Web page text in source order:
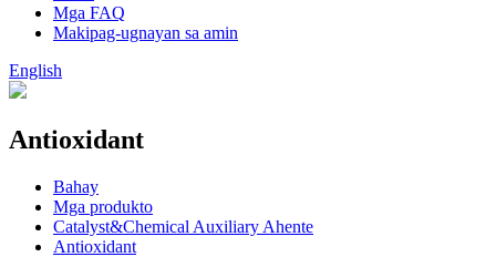
Mga FAQ
Makipag-ugnayan sa amin
English
Antioxidant
Bahay
Mga produkto
Catalyst&Chemical Auxiliary Ahente
Antioxidant